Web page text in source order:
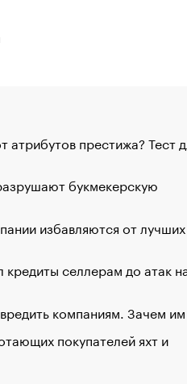
атрибутов престижа? Тест
букмекерскую
избавляются от лучших
селлерам до атак
компаниям. Зачем
покупателей яхт и